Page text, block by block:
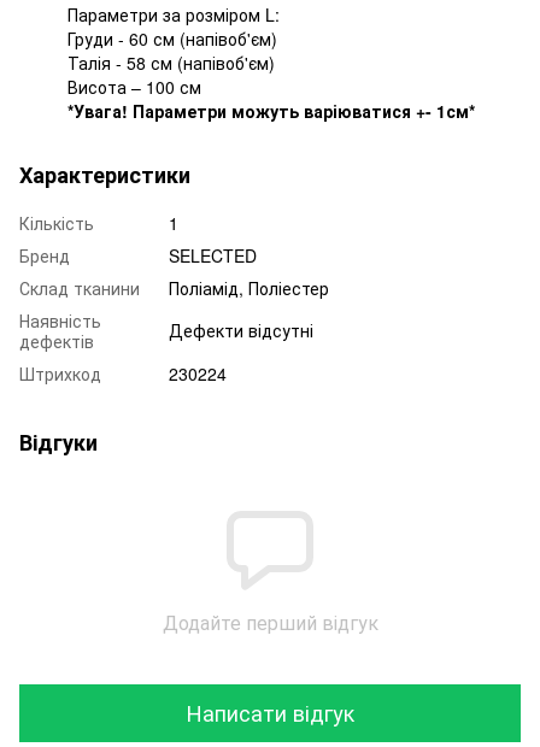
Параметри за розміром L:
Груди - 60 см (напівоб'єм)
Талія - 58 см (напівоб'єм)
Висота – 100 см
*Увага! Параметри можуть варіюватися +- 1см*
Характеристики
Кількість
1
Бренд
SELECTED
Склад тканини
Поліамід, Поліестер
Наявність
дефектів
Дефекти відсутні
Штрихкод
230224
Відгуки
Додайте перший відгук
Написати відгук